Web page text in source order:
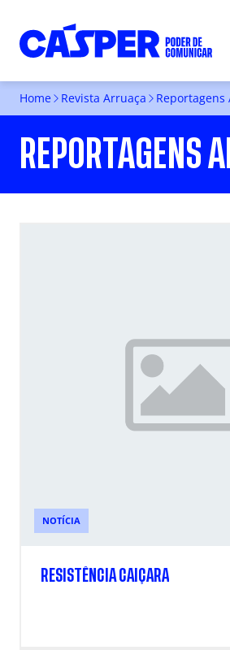
Home Revista Arruaça Reportagens
REPORTAGENS
NOTÍCIA
RESISTÊNCIA CAIÇARA